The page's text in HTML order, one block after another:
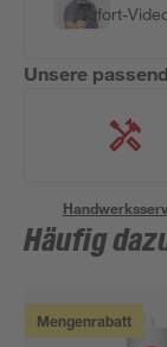
Sofort-
Unsere
Häufig
Mengenrabatt